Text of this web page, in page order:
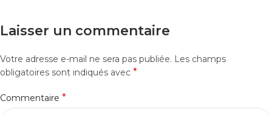
Laisser un commentaire
Votre adresse e-mail ne sera pas publiée. Les champs
obligatoires sont indiqués avec *
Commentaire *